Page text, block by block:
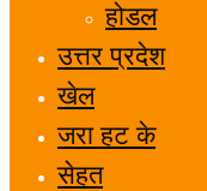
होडल
उत्तर प्रदेश
खेल
जरा हट के
सेहत